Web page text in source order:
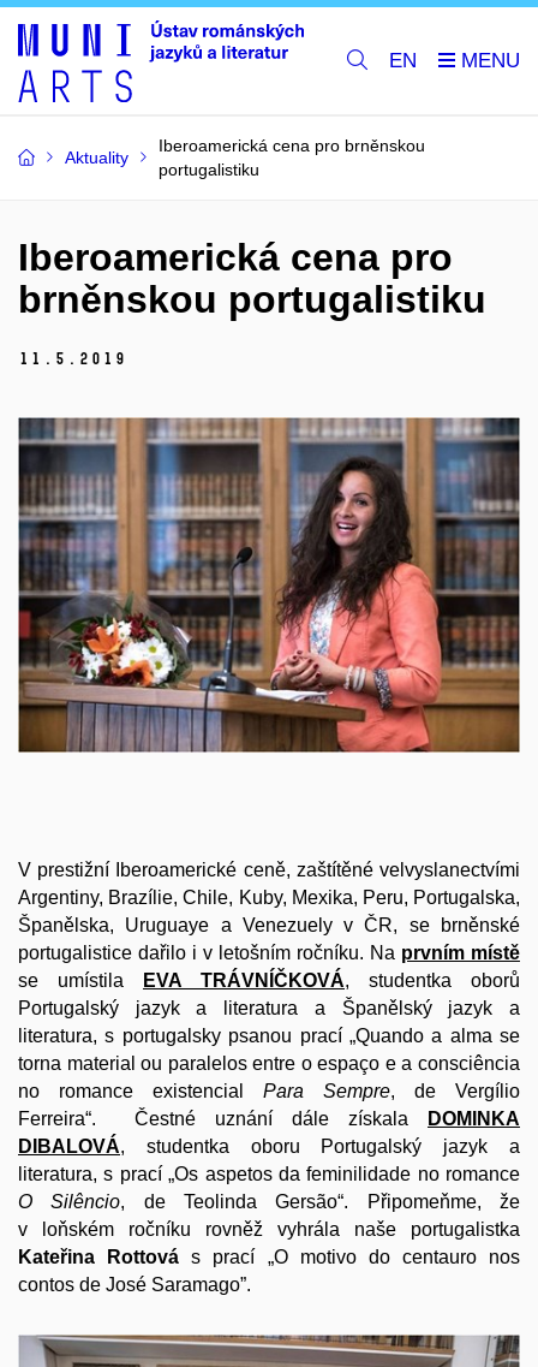
EN
Aktuality
Iberoamerická cena pro brněnskou
portugalistiku
Iberoamerická cena pro
brněnskou portugalistiku
11. 5. 2019
V prestižní Iberoamerické ceně, zaštítěné velvyslanectvími
Argentiny, Brazílie, Chile, Kuby, Mexika, Peru, Portugalska,
Španělska, Uruguaye a Venezuely v ČR, se brněnské
portugalistice dařilo i v letošním ročníku. Na prvním místě
se umístila
EVA TRÁVNÍČKOVÁ, studentka oborů
Portugalský jazyk a literatura a Španělský jazyk a
literatura, s portugalsky psanou prací „Quando a alma se
torna material ou paralelos entre o espaço e a consciência
no romance existencial Para Sempre, de Vergílio
Ferreira“. Čestné uznání dále získala
DOMINKA
DIBALOVÁ, studentka oboru Portugalský jazyk a
literatura, s prací „Os aspetos da feminilidade no romance
O Silêncio, de Teolinda Gersão“. Připomeňme, že
v loňském ročníku rovněž vyhrála naše portugalistka
Kateřina Rottová s prací „O motivo do centauro nos
contos de José Saramago”.